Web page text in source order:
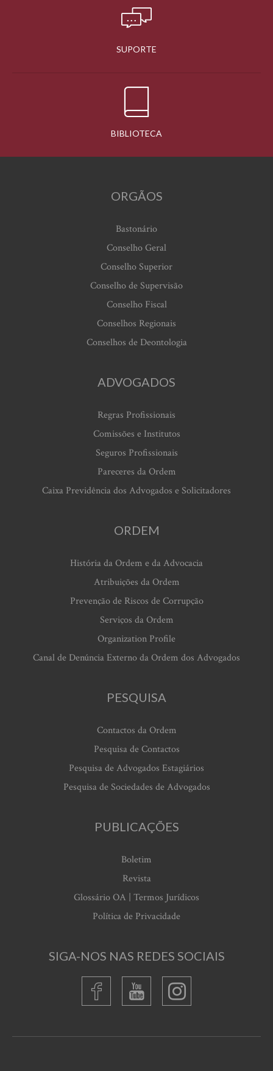
SUPORTE
BIBLIOTECA
ORGÃOS
Bastonário
Conselho Geral
Conselho Superior
Conselho de Supervisão
Conselho Fiscal
Conselhos Regionais
Conselhos de Deontologia
ADVOGADOS
Regras Profissionais
Comissões e Institutos
Seguros Profissionais
Pareceres da Ordem
Caixa Previdência dos Advogados e Solicitadores
ORDEM
História da Ordem e da Advocacia
Atribuições da Ordem
Prevenção de Riscos de Corrupção
Serviços da Ordem
Organization Profile
Canal de Denúncia Externo da Ordem dos Advogados
PESQUISA
Contactos da Ordem
Pesquisa de Contactos
Pesquisa de Advogados Estagiários
Pesquisa de Sociedades de Advogados
PUBLICAÇÕES
Boletim
Revista
Glossário OA | Termos Jurídicos
Política de Privacidade
SIGA-NOS NAS REDES SOCIAIS